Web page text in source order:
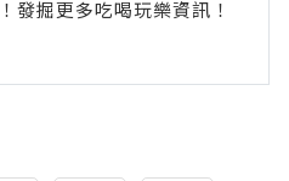
掘更多吃喝玩樂資訊！